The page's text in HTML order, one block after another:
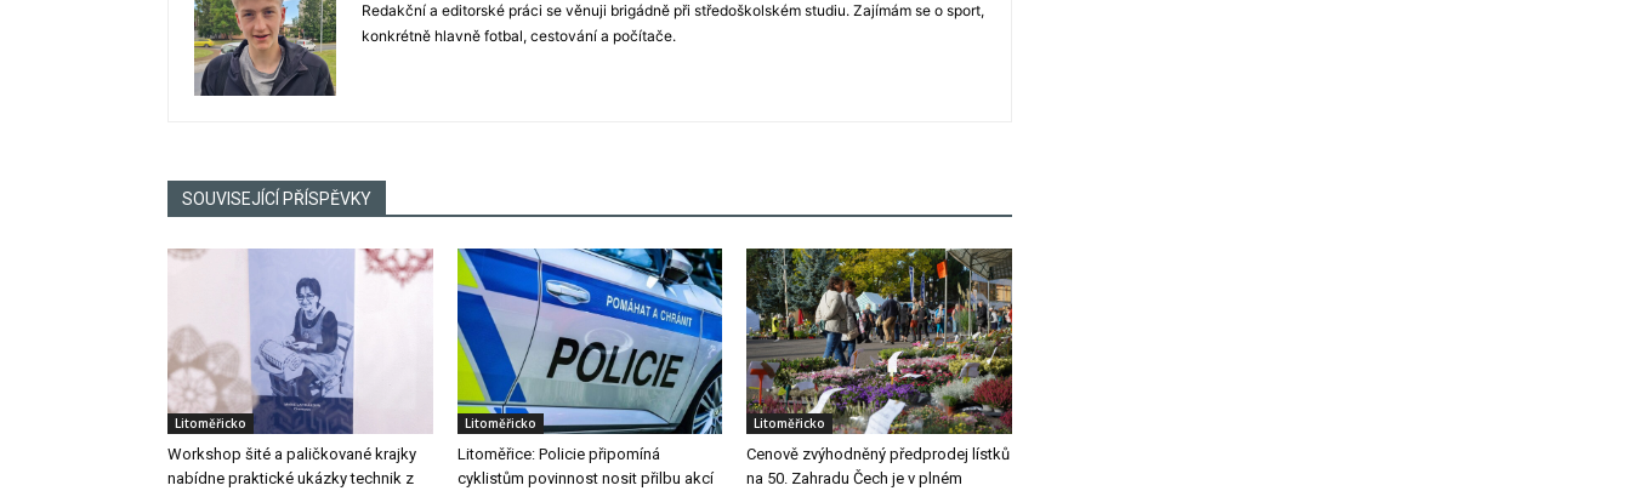
Redakční a editorské práci se věnuji brigádně při středoškolském studiu. Zajímám se o sport,
konkrétně hlavně fotbal, cestování a počítače.
SOUVISEJÍCÍ PŘÍSPĚVKY
Litoměřicko
Workshop šité a paličkované krajky
nabídne praktické ukázky technik z
Litoměřicko
Litoměřice: Policie připomíná
cyklistům povinnost nosit přilbu akcí
Litoměřicko
Cenově zvýhodněný předprodej lístků
na 50. Zahradu Čech je v plném